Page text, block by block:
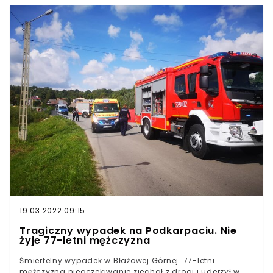
wypadku w Witkowicach Górnych?
pojazdem osobowym nie zachował odpowiedniej
odległości od cysterny przewożącej tlen. Osobówka
wbiła się pod ciężarówkę.Służby informują o
występującym na trasie zagrożeniu wybuchu cysterny.
19.03.2022 09:15
Tragiczny wypadek na Podkarpaciu. Nie
żyje 77-letni mężczyzna
Śmiertelny wypadek w Błażowej Górnej. 77-letni